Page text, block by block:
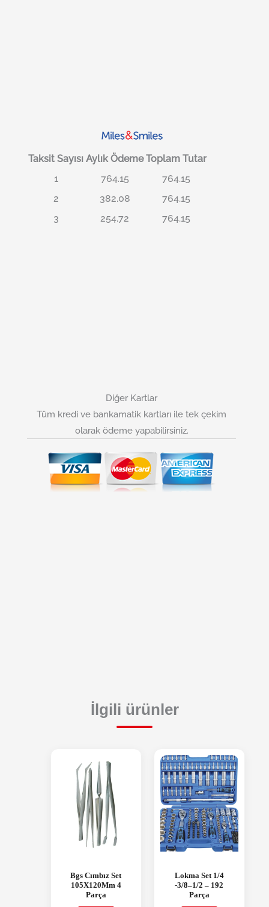
Taksit Sayısı Aylık Ödeme Toplam Tutar
1
764.15
764.15
2
382.08
764.15
3
254.72 764.15
Diğer Kartlar
Tüm kredi ve bankamatik kartları ile tek çekim
olarak ödeme yapabilirsiniz.
İlgili ürünler
Bgs Cımbız Set
105X120Mm 4
Parça
Lokma Set 1/4
-3/8–1/2 – 192
Parça